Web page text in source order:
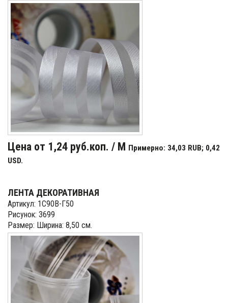
Цена от 1,24 руб.коп. / М Примерно: 34,03 RUB; 0,42
USD.
ЛЕНТА ДЕКОРАТИВНАЯ
Артикул: 1С90В-Г50
Рисунок: 3699
Размер: Ширина: 8,50 см.